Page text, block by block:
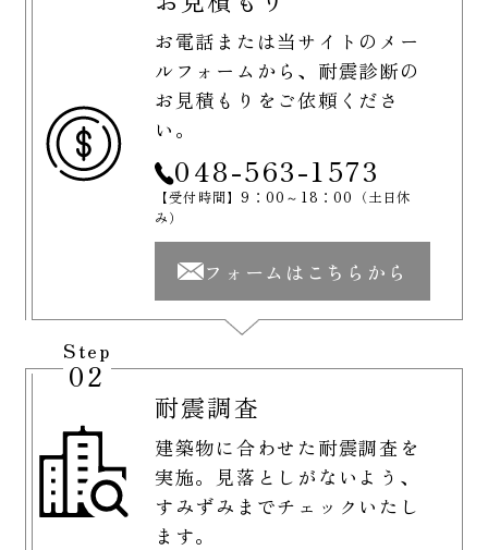
お電話または当サイトのメー
ルフォームから、耐震診断の
お見積もりをご依頼くださ
い。
048-563-1573
【受付時間】9：00～18：00（土日休
み）
フォームはこちらから
Step
02
耐震調査
建築物に合わせた耐震調査を
実施。見落としがないよう、
すみずみまでチェックいたし
ます。